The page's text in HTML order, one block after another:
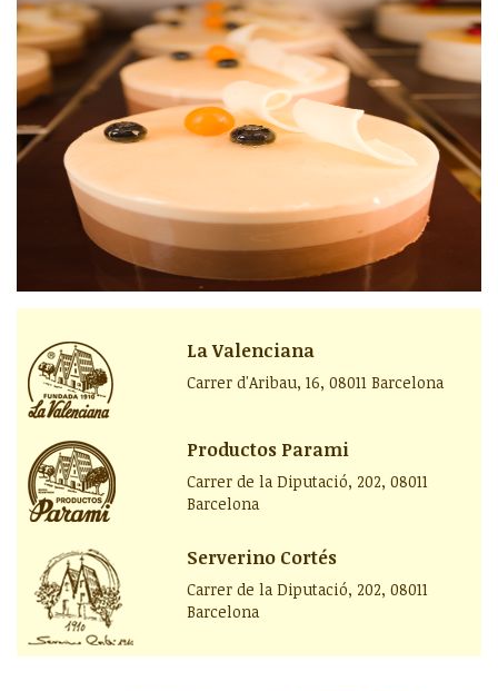
La Valenciana
Carrer d'Aribau, 16, 08011 Barcelona
Productos Parami
Carrer de la Diputació, 202, 08011
Barcelona
Serverino Cortés
Carrer de la Diputació, 202, 08011
Barcelona